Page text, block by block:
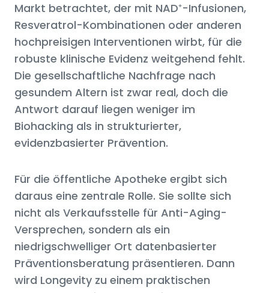
Markt betrachtet, der mit NAD⁺-Infusionen,
Resveratrol-Kombinationen oder anderen
hochpreisigen Interventionen wirbt, für die
robuste klinische Evidenz weitgehend fehlt.
Die gesellschaftliche Nachfrage nach
gesundem Altern ist zwar real, doch die
Antwort darauf liegen weniger im
Biohacking als in strukturierter,
evidenzbasierter Prävention.
Für die öffentliche Apotheke ergibt sich
daraus eine zentrale Rolle. Sie sollte sich
nicht als Verkaufsstelle für Anti-Aging-
Versprechen, sondern als ein
niedrigschwelliger Ort datenbasierter
Präventionsberatung präsentieren. Dann
wird Longevity zu einem praktischen